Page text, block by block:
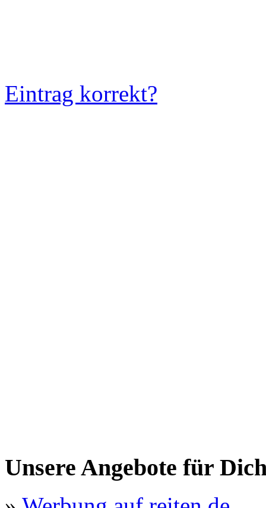
Eintrag korrekt?
Unsere Angebote für